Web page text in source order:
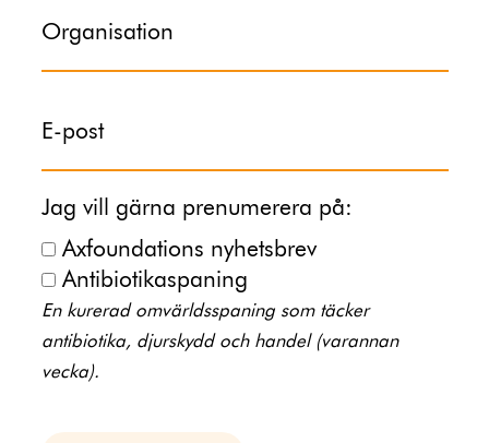
Organisation
E-post
Jag vill gärna prenumerera på:
Axfoundations nyhetsbrev
Antibiotikaspaning
En kurerad omvärldsspaning som täcker
antibiotika, djurskydd och handel (varannan
vecka).